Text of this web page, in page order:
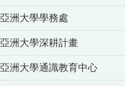
亞洲大學學務處
亞洲大學深耕計畫
亞洲大學通識教育中心